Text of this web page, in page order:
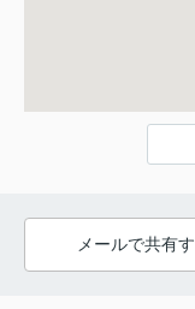
メールで共有